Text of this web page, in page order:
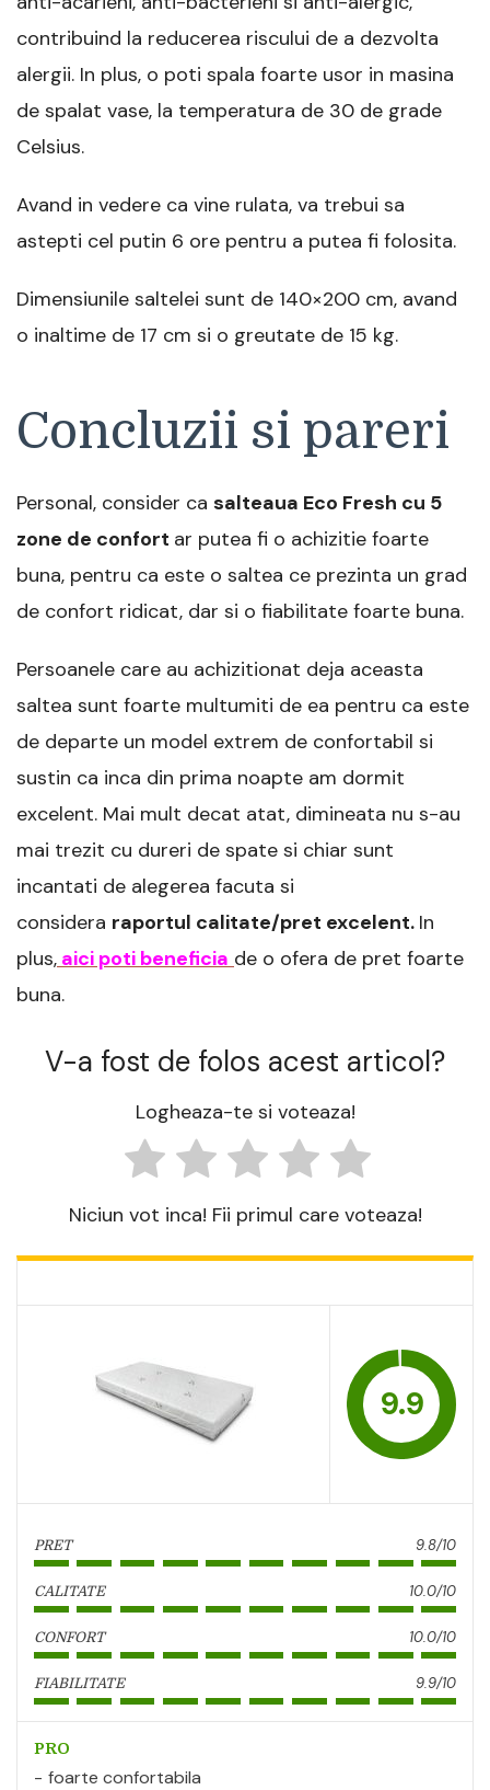
contribuind la reducerea riscului de a dezvolta
alergii. In plus, o poti spala foarte usor in masina
de spalat vase, la temperatura de 30 de grade
Celsius.
Avand in vedere ca vine rulata, va trebui sa
astepti cel putin 6 ore pentru a putea fi folosita.
Dimensiunile saltelei sunt de 140×200 cm, avand
o inaltime de 17 cm si o greutate de 15 kg.
Concluzii si pareri
Personal, consider ca salteaua Eco Fresh cu 5
zone de confort ar putea fi o achizitie foarte
buna, pentru ca este o saltea ce prezinta un grad
de confort ridicat, dar si o fiabilitate foarte buna.
Persoanele care au achizitionat deja aceasta
saltea sunt foarte multumiti de ea pentru ca este
de departe un model extrem de confortabil si
sustin ca inca din prima noapte am dormit
excelent. Mai mult decat atat, dimineata nu s-au
mai trezit cu dureri de spate si chiar sunt
incantati de alegerea facuta si
considera raportul calitate/pret excelent. In
plus, aici poti beneficia de o ofera de pret foarte
buna.
V-a fost de folos acest articol?
Logheaza-te si voteaza!
Niciun vot inca! Fii primul care voteaza!
9.9
PRET 9.8/10
CALITATE 10.0/10
CONFORT 10.0/10
FIABILITATE 9.9/10
PRO
foarte confortabila